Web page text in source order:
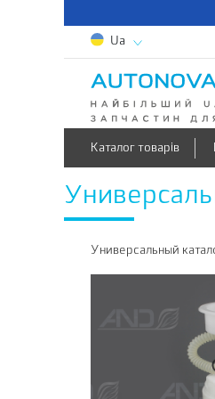
Ua
Каталог товарів
Универсальный